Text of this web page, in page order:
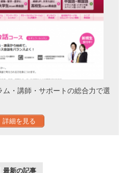
・講師・サポートの総合力で選
詳細を見る
最新の記事